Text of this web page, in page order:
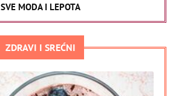
SVE MODA I LEPOTA
ZDRAVI I SREĆNI